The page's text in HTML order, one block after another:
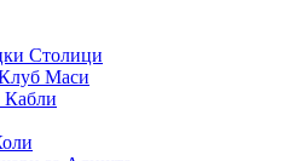
Столици
Маси